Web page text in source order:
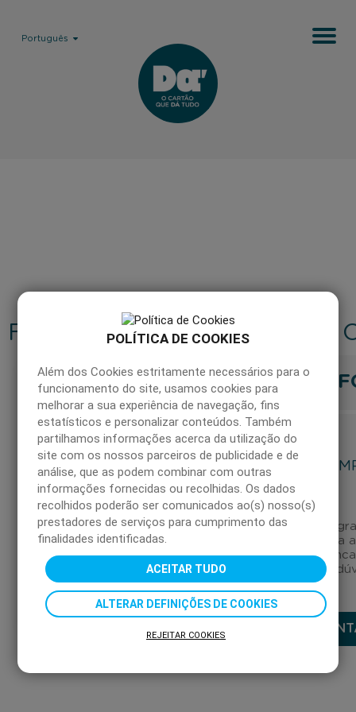
POLÍTICA DE COOKIES
Além dos Cookies estritamente necessários para o
funcionamento do site, usamos cookies para
melhorar a sua experiência de navegação, fins
estatísticos e personalizar conteúdos. Também
partilhamos informações acerca da utilização do
site com os nossos parceiros de publicidade e de
análise, que as podem combinar com outras
informações fornecidas ou recolhidas. Os dados
recolhidos poderão ser comunicados ao(s) nosso(s)
prestadores de serviços para cumprimento das
finalidades identificadas.
ACEITAR TUDO
ALTERAR DEFINIÇÕES DE COOKIES
REJEITAR COOKIES
Português
FAQ'S
PERGUNTAS
FREQUENTES
CARTÕES DÁ
PRESENTE
EMPRESAS
PARTICULARES
COMO
Canal
para
as suas